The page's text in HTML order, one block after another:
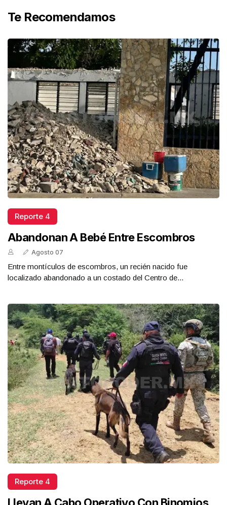
Te Recomendamos
Reporte 4
Abandonan A Bebé Entre Escombros
Agosto 07
Entre montículos de escombros, un recién nacido fue
localizado abandonado a un costado del Centro de...
Reporte 4